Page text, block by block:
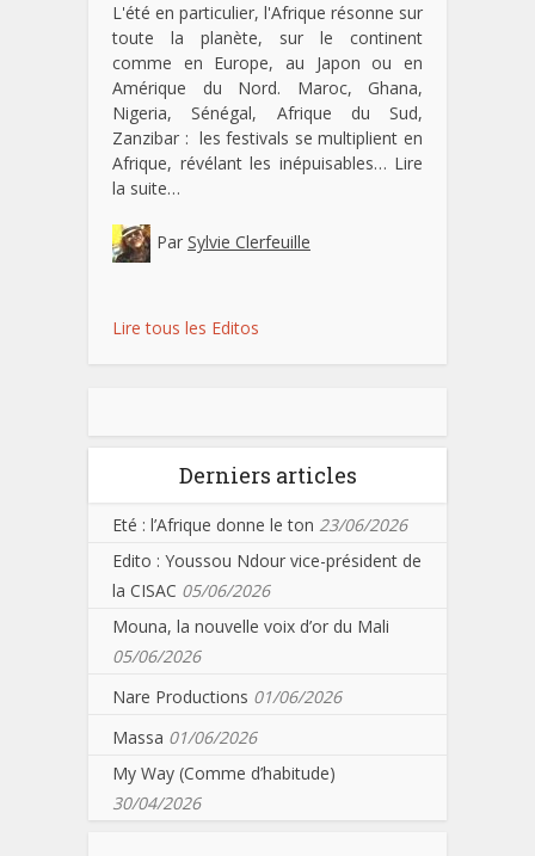
L'été en particulier, l'Afrique résonne sur
toute la planète, sur le continent
comme en Europe, au Japon ou en
Amérique du Nord. Maroc, Ghana,
Nigeria, Sénégal, Afrique du Sud,
Zanzibar : les festivals se multiplient en
Afrique, révélant les inépuisables… Lire
la suite…
Par Sylvie Clerfeuille
Lire tous les Editos
Derniers articles
Eté : l’Afrique donne le ton 23/06/2026
Edito : Youssou Ndour vice-président de
la CISAC 05/06/2026
Mouna, la nouvelle voix d’or du Mali
05/06/2026
Nare Productions 01/06/2026
Massa 01/06/2026
My Way (Comme d’habitude)
30/04/2026